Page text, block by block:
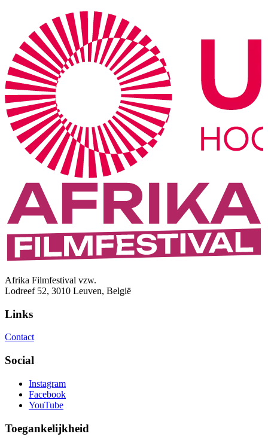
Afrika Filmfestival vzw.
Lodreef 52, 3010 Leuven, België
Links
Contact
Social
Instagram
Facebook
YouTube
Toegankelijkheid